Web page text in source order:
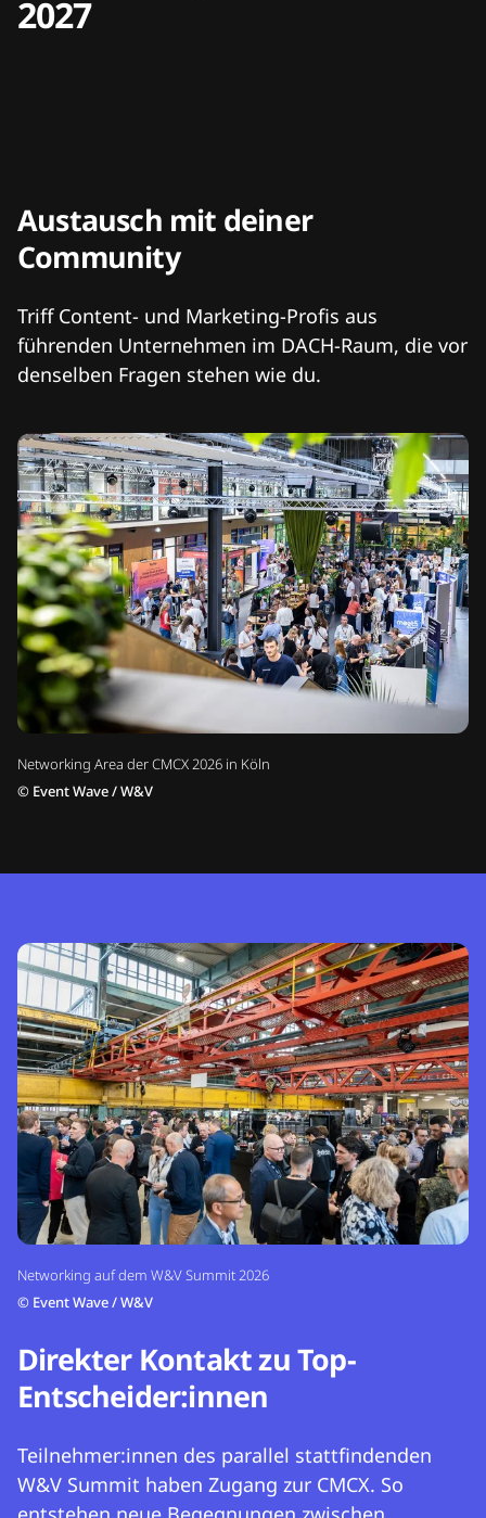
2027
Networking Area der CMCX 2026 in Köln
© Event Wave / W&V
Austausch mit deiner
Community
Triff Content- und Marketing-Profis aus
führenden Unternehmen im DACH-Raum, die vor
denselben Fragen stehen wie du.
Networking auf dem W&V Summit 2026
© Event Wave / W&V
Direkter Kontakt zu Top-
Entscheider:innen
Teilnehmer:innen des parallel stattfindenden
W&V Summit haben Zugang zur CMCX. So